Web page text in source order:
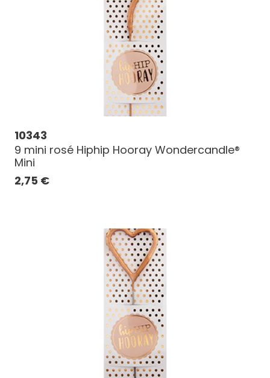
10343
9 mini rosé Hiphip Hooray Wondercandle®
Mini
2,75 €